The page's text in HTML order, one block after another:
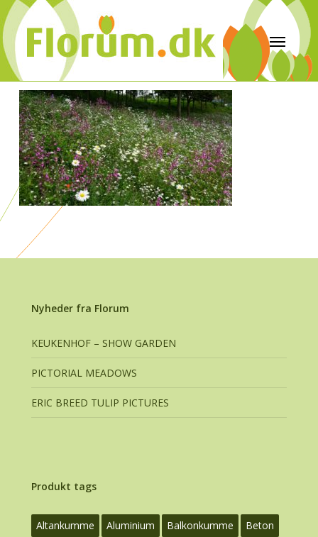
Nyheder fra Florum
KEUKENHOF – SHOW GARDEN
PICTORIAL MEADOWS
ERIC BREED TULIP PICTURES
Produkt tags
Altankumme Aluminium Balkonkumme
Beton